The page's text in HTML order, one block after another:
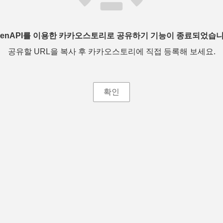
를 이용한 카카오스토리로 공유하기 기능이 종료되었습
공유할 URL을 복사 후 카카오스토리에 직접 등록해 보세요.
확인